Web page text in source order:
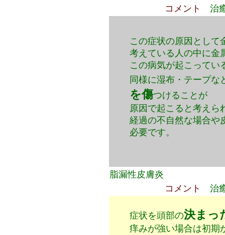
コメント 治
この症状の原因として
考えている人の中に金
この病気が起こってい
同様に湿布・テープな
を傷つけることが
原因で起こると考えら
経過の不自然な場合や
必要です。
脂漏性皮膚炎
コメント 治
症状を頭部の決まっ
痒みが強い場合は初期